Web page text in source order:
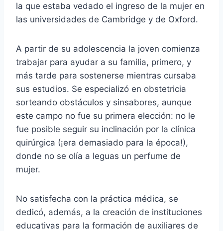
la que estaba vedado el ingreso de la mujer en
las universidades de Cambridge y de Oxford.
A partir de su adolescencia la joven comienza
trabajar para ayudar a su familia, primero, y
más tarde para sostenerse mientras cursaba
sus estudios. Se especializó en obstetricia
sorteando obstáculos y sinsabores, aunque
este campo no fue su primera elección: no le
fue posible seguir su inclinación por la clínica
quirúrgica (¡era demasiado para la época!),
donde no se olía a leguas un perfume de
mujer.
No satisfecha con la práctica médica, se
dedicó, además, a la creación de instituciones
educativas para la formación de auxiliares de